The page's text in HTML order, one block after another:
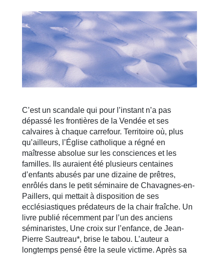
C’est un scandale qui pour l’instant n’a pas
dépassé les frontières de la Vendée et ses
calvaires à chaque carrefour. Territoire où, plus
qu’ailleurs, l’Église catholique a régné en
maîtresse absolue sur les consciences et les
familles. Ils auraient été plusieurs centaines
d’enfants abusés par une dizaine de prêtres,
enrôlés dans le petit séminaire de Chavagnes-en-
Paillers, qui mettait à disposition de ses
ecclésiastiques prédateurs de la chair fraîche. Un
livre publié récemment par l’un des anciens
séminaristes, Une croix sur l’enfance, de Jean-
Pierre Sautreau*, brise le tabou. L’auteur a
longtemps pensé être la seule victime. Après sa